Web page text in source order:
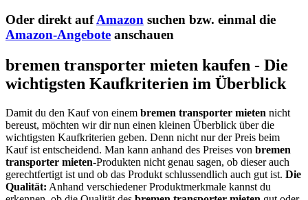
Oder direkt aufAmazon suchen bzw. einmal die
Amazon-Angebote anschauen
bremen transporter mieten kaufen - Die
wichtigsten Kaufkriterien im Überblick
Damit du den Kauf von einem bremen transporter mieten nicht
bereust, möchten wir dir nun einen kleinen Überblick über die
wichtigsten Kaufkriterien geben. Denn nicht nur der Preis beim
Kauf ist entscheidend. Man kann anhand des Preises von bremen
transporter mieten-Produkten nicht genau sagen, ob dieser auch
gerechtfertigt ist und ob das Produkt schlussendlich auch gut ist. Die
Qualität: Anhand verschiedener Produktmerkmale kannst du